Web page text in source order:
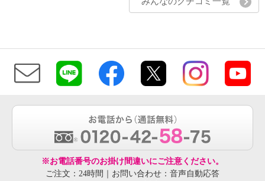
※お電話番号のお掛け間違いにご注意ください。
ご注文：24時間｜お問い合わせ：音声自動応答